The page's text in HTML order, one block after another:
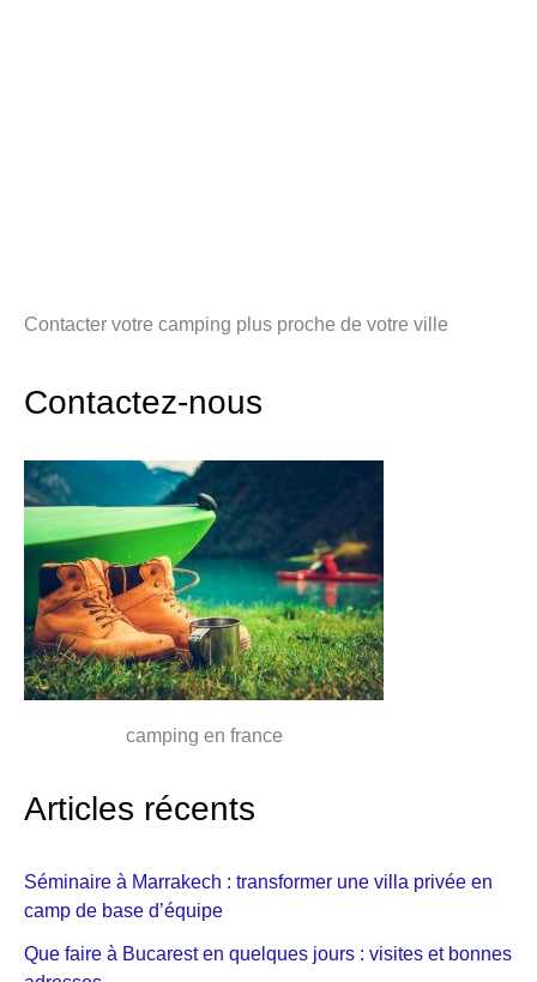
Contacter votre camping plus proche de votre ville
Contactez-nous
camping en france
Articles récents
Séminaire à Marrakech : transformer une villa privée en
camp de base d’équipe
Que faire à Bucarest en quelques jours : visites et bonnes